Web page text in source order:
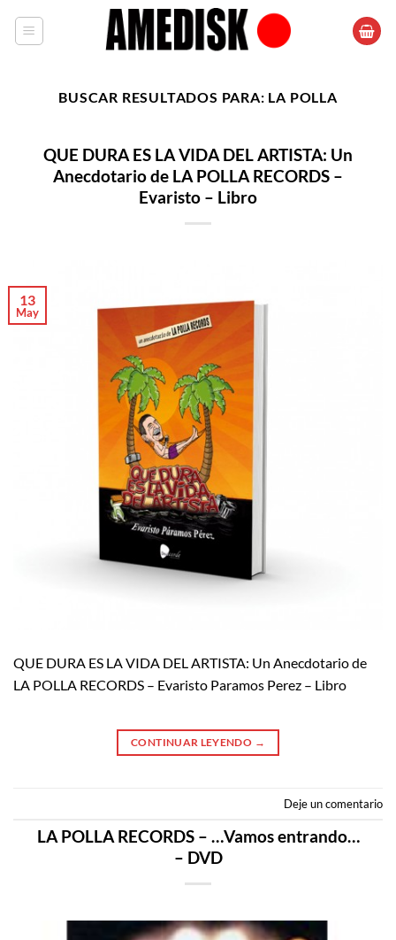
BUSCAR RESULTADOS PARA: LA POLLA
QUE DURA ES LA VIDA DEL ARTISTA: Un
Anecdotario de LA POLLA RECORDS –
Evaristo – Libro
13
May
QUE DURA ES LA VIDA DEL ARTISTA: Un Anecdotario de
LA POLLA RECORDS – Evaristo Paramos Perez – Libro
CONTINUAR LEYENDO →
Deje un comentario
LA POLLA RECORDS – …Vamos entrando…
– DVD